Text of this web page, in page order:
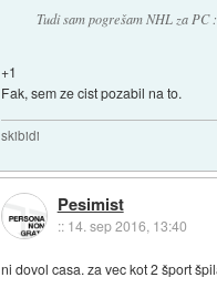
Tudi sam pogrešam NHL za PC
+1
Fak, sem ze cist pozabil na to.
skibidi
Pesimist
:: 14. sep 2016, 13:40
ni dovol casa. za vec kot 2 šport